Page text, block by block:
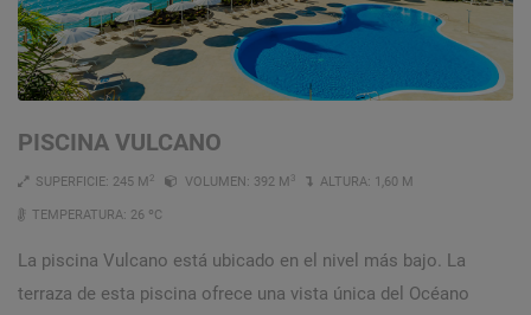
PISCINA VULCANO
SUPERFICIE: 245 M 2 VOLUMEN: 392 M 3 ALTURA: 1,60 M
TEMPERATURA: 26 ºC
La piscina Vulcano está ubicado en el nivel más bajo. La
terraza de esta piscina ofrece una vista única del Océano